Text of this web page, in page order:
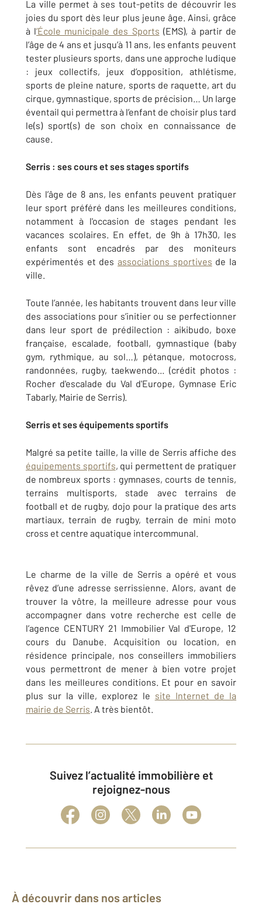
La ville permet à ses tout-petits de découvrir les
joies du sport dès leur plus jeune âge. Ainsi, grâce
à l’École municipale des Sports (EMS), à partir de
l’âge de 4 ans et jusqu’à 11 ans, les enfants peuvent
tester plusieurs sports, dans une approche ludique
: jeux collectifs, jeux d’opposition, athlétisme,
sports de pleine nature, sports de raquette, art du
cirque, gymnastique, sports de précision… Un large
éventail qui permettra à l’enfant de choisir plus tard
le(s) sport(s) de son choix en connaissance de
cause.
Serris : ses cours et ses stages sportifs
Dès l’âge de 8 ans, les enfants peuvent pratiquer
leur sport préféré dans les meilleures conditions,
notamment à l'occasion de stages pendant les
vacances scolaires. En effet, de 9h à 17h30, les
enfants sont encadrés par des moniteurs
expérimentés et des associations sportives de la
ville.
Toute l’année, les habitants trouvent dans leur ville
des associations pour s’initier ou se perfectionner
dans leur sport de prédilection : aikibudo, boxe
française, escalade, football, gymnastique (baby
gym, rythmique, au sol…), pétanque, motocross,
randonnées, rugby, taekwendo... (crédit photos :
Rocher d'escalade du Val d'Europe, Gymnase Eric
Tabarly, Mairie de Serris).
Serris et ses équipements sportifs
Malgré sa petite taille, la ville de Serris affiche des
équipements sportifs, qui permettent de pratiquer
de nombreux sports : gymnases, courts de tennis,
terrains multisports, stade avec terrains de
football et de rugby, dojo pour la pratique des arts
martiaux, terrain de rugby, terrain de mini moto
cross et centre aquatique intercommunal.
Le charme de la ville de Serris a opéré et vous
rêvez d’une adresse serrissienne. Alors, avant de
trouver la vôtre, la meilleure adresse pour vous
accompagner dans votre recherche est celle de
l’agence CENTURY 21 Immobilier Val d'Europe, 12
cours du Danube. Acquisition ou location, en
résidence principale, nos conseillers immobiliers
vous permettront de mener à bien votre projet
dans les meilleures conditions. Et pour en savoir
plus sur la ville, explorez le site Internet de la
mairie de Serris. A très bientôt.
Suivez l’actualité immobilière et
rejoignez-nous
À découvrir dans nos articles